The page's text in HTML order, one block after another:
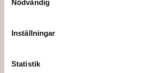
Nödvändig
Inställningar
Statistik